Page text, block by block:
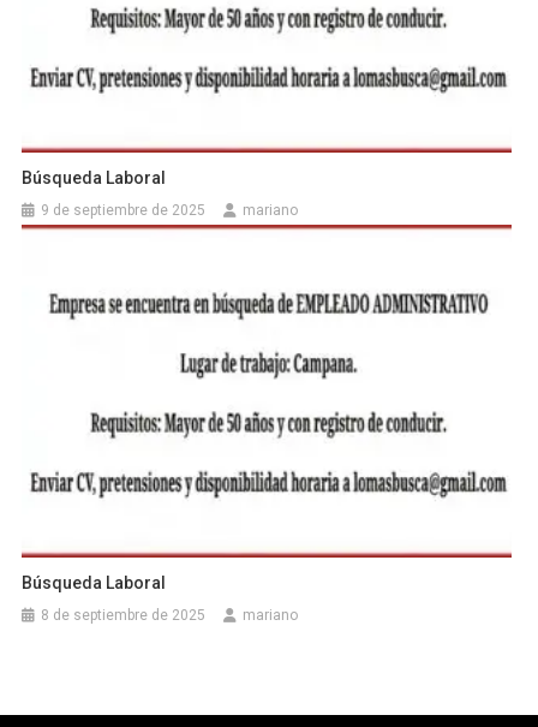
Búsqueda Laboral
9 de septiembre de 2025 mariano
Búsqueda Laboral
8 de septiembre de 2025 mariano